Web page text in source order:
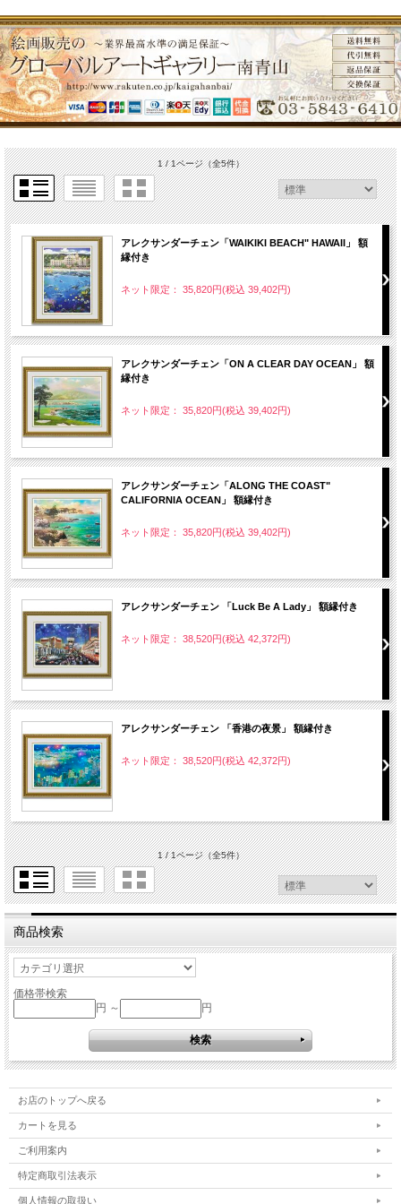
1 / 1ページ（全5件）
アレクサンダーチェン「WAIKIKI BEACH" HAWAII」 額
縁付き
ネット限定： 35,820円(税込 39,402円)
アレクサンダーチェン「ON A CLEAR DAY OCEAN」 額
縁付き
ネット限定： 35,820円(税込 39,402円)
アレクサンダーチェン「ALONG THE COAST"
CALIFORNIA OCEAN」 額縁付き
ネット限定： 35,820円(税込 39,402円)
アレクサンダーチェン 「Luck Be A Lady」 額縁付き
ネット限定： 38,520円(税込 42,372円)
アレクサンダーチェン 「香港の夜景」 額縁付き
ネット限定： 38,520円(税込 42,372円)
1 / 1ページ（全5件）
商品検索
価格帯検索
円 ～
円
お店のトップへ戻る
カートを見る
ご利用案内
特定商取引法表示
個人情報の取扱い